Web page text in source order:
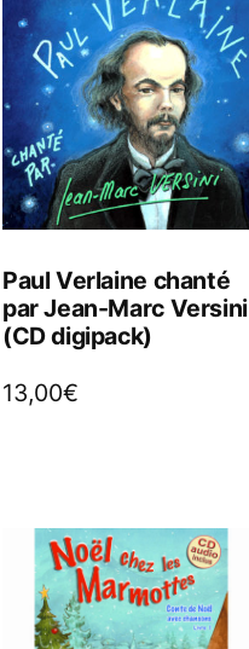
Paul Verlaine chanté
par Jean-Marc Versini
(CD digipack)
13,00€